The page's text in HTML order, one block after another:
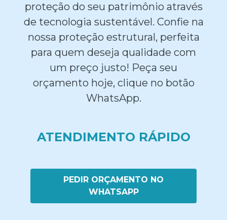
proteção do seu patrimônio através
de tecnologia sustentável. Confie na
nossa proteção estrutural, perfeita
para quem deseja qualidade com
um preço justo! Peça seu
orçamento hoje, clique no botão
WhatsApp.
ATENDIMENTO RÁPIDO
PEDIR ORÇAMENTO NO
WHATSAPP